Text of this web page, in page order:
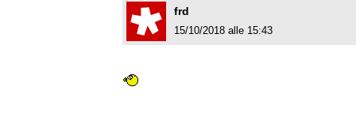
frd
15/10/2018 alle 15:43